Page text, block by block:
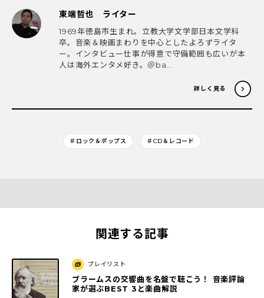
東端哲也 ライター
1969年徳島市生まれ。立教大学文学部日本文学科
卒。音楽＆映画まわりを中心としたよろずライタ
ー。インタビュー仕事が得意で守備範囲も広いが本
人は海外エンタメ好き。＠ba...
詳しく見る
＃ロック＆ポップス ＃CD＆レコード
関連する記事
プレイリスト
ブラームスの交響曲を名盤で聴こう！ 音楽評論
家が選ぶBEST 3と楽曲解説